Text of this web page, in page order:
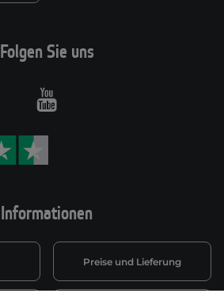
Informationen
Preise und Lieferung
Folgen Sie uns
Youtube